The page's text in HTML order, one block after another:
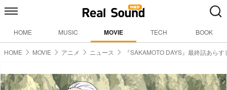
HOME MUSIC MOVIE TECH BOOK
HOME MOVIE アニメ ニュース 『SAKAMOTO DAYS』最終話あらす